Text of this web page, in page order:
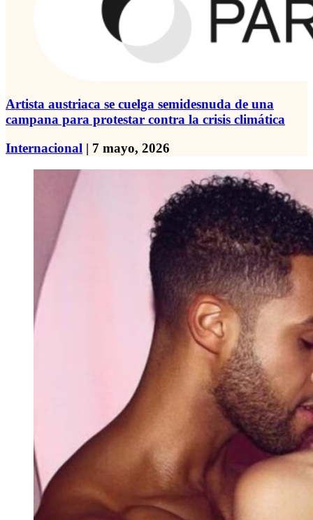
Artista austriaca se cuelga semidesnuda de una
campana para protestar contra la crisis climática
Internacional | 7 mayo, 2026